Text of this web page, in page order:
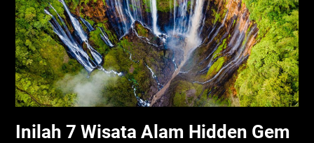
Inilah 7 Wisata Alam Hidden Gem